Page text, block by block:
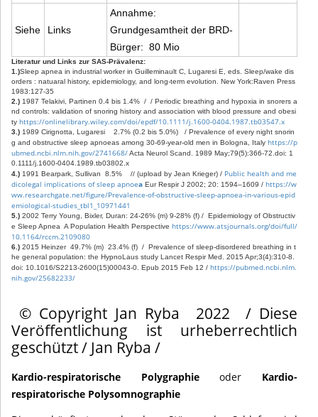
Siehe Links
Annahme:
Grundgesamtheit der BRD-
Bürger: 80 Mio
Literatur und Links zur SAS-Prävalenz:
1.)Sleep apnea in industrial worker in Guilleminault C, Lugaresi E, eds. Sleep/wake dis
orders : natuaral history, epidemiology, and long-term evolution. New York:Raven Press
1983:127-35
2.) 1987 Telakivi, Partinen 0.4 bis 1.4%  /  / Periodic breathing and hypoxia in snorers a
nd controls: validation of snoring history and association with blood pressure and obesi
ty https://onlinelibrary.wiley.com/doi/epdf/10.1111/j.1600-0404.1987.tb03547.x
3.) 1989 Cirignotta, Lugaresi    2.7% (0.2 bis 5.0%)   / Prevalence of every night snorin
g and obstructive sleep apnoeas among 30-69-year-old men in Bologna, Italy https://p
ubmed.ncbi.nlm.nih.gov/2741668/ Acta Neurol Scand. 1989 May;79(5):366-72.doi: 1
0.1111/j.1600-0404.1989.tb03802.x
4.) 1991 Bearpark, Sullivan  8.5%    // (upload by Jean Krieger) / Public health and me
dicolegal implications of sleep apnoea Eur Respir J 2002; 20: 1594–1609 / https://w
ww.researchgate.net/figure/Prevalence-of-obstructive-sleep-apnoea-in-various-epid
emiological-studies_tbl1_10971441
5.) 2002 Terry Young, Bixler, Duran: 24-26% (m) 9-28% (f) /  Epidemiology of Obstructiv
e Sleep Apnea  A Population Health Perspective https://www.atsjournals.org/doi/full/
10.1164/rccm.2109080
6.) 2015 Heinzer  49.7% (m)  23.4% (f)  /  Prevalence of sleep-disordered breathing in t
he general population: the HypnoLaus study Lancet Respir Med. 2015 Apr;3(4):310-8.
doi: 10.1016/S2213-2600(15)00043-0. Epub 2015 Feb 12 / https://pubmed.ncbi.nlm.
nih.gov/25682233/
© Copyright Jan Ryba 2022 / Diese
Veröffentlichung ist urheberrechtlich
geschützt / Jan Ryba /
Kardio-respiratorische Polygraphieoder Kardio-
respiratorische Polysomnographie